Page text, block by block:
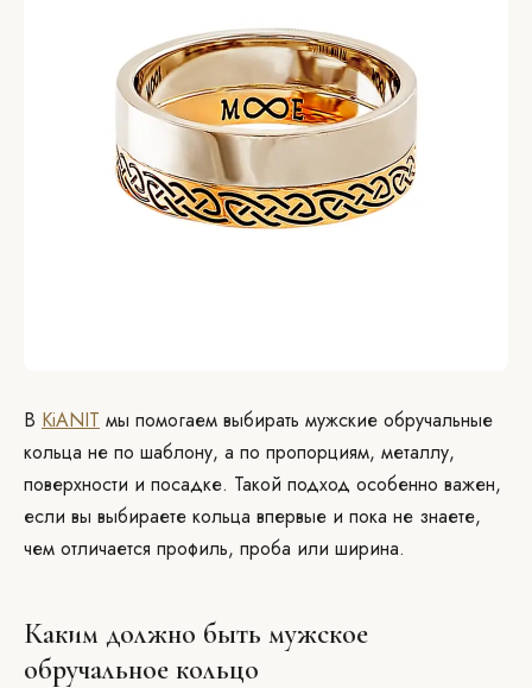
В KiANIT мы помогаем выбирать мужские обручальные
кольца не по шаблону, а по пропорциям, металлу,
поверхности и посадке. Такой подход особенно важен,
если вы выбираете кольца впервые и пока не знаете,
чем отличается профиль, проба или ширина.
Каким должно быть мужское
обручальное кольцо